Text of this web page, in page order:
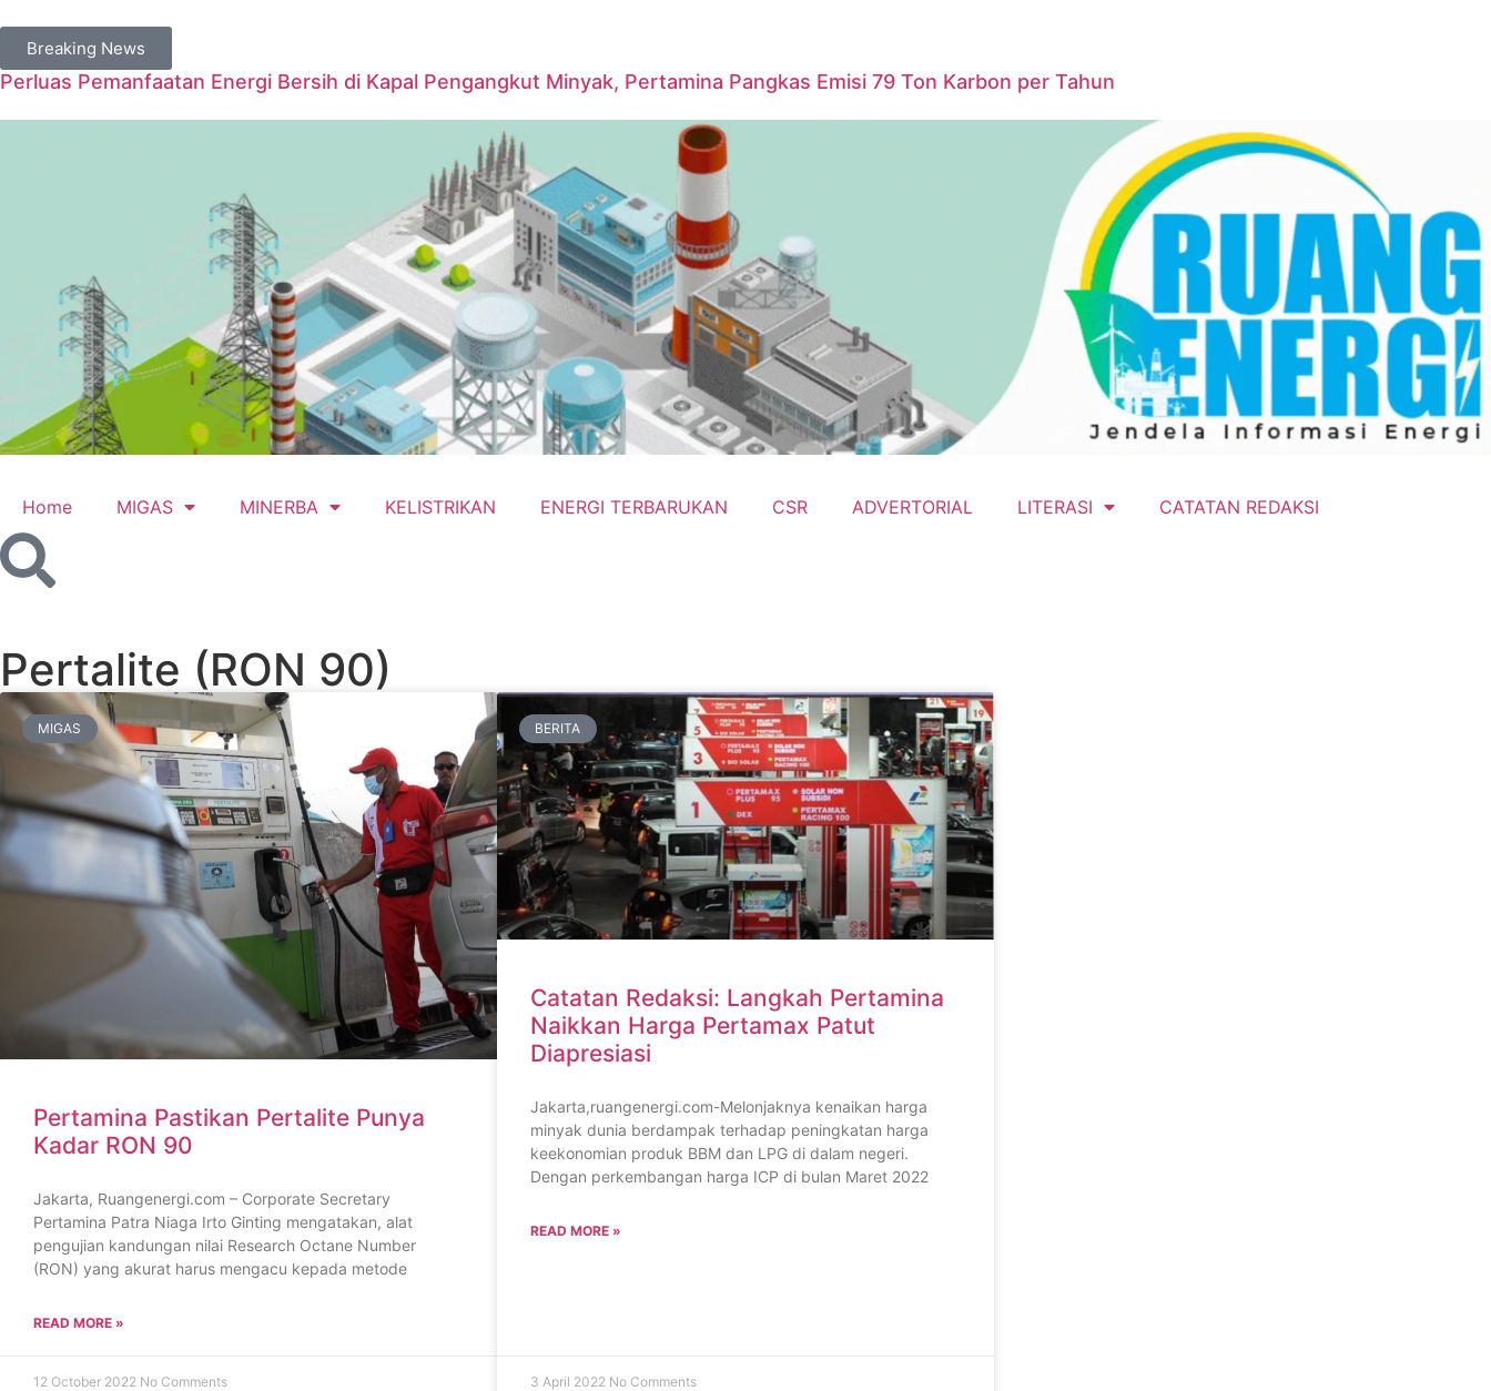
Breaking News
Perluas Pemanfaatan Energi Bersih di Kapal Pengangkut Minyak, Pertamina Pangkas Emisi 79 Ton Karbon per Tahun
Home MIGAS MINERBA KELISTRIKAN ENERGI TERBARUKAN CSR ADVERTORIAL LITERASI CATATAN REDAKSI
Pertalite (RON 90)
MIGAS
Pertamina Pastikan Pertalite Punya
Kadar RON 90
Jakarta, Ruangenergi.com – Corporate Secretary
Pertamina Patra Niaga Irto Ginting mengatakan, alat
pengujian kandungan nilai Research Octane Number
(RON) yang akurat harus mengacu kepada metode
READ MORE »
12 October 2022 No Comments
BERITA
Catatan Redaksi: Langkah Pertamina
Naikkan Harga Pertamax Patut
Diapresiasi
Jakarta,ruangenergi.com-Melonjaknya kenaikan harga
minyak dunia berdampak terhadap peningkatan harga
keekonomian produk BBM dan LPG di dalam negeri.
Dengan perkembangan harga ICP di bulan Maret 2022
READ MORE »
3 April 2022 No Comments